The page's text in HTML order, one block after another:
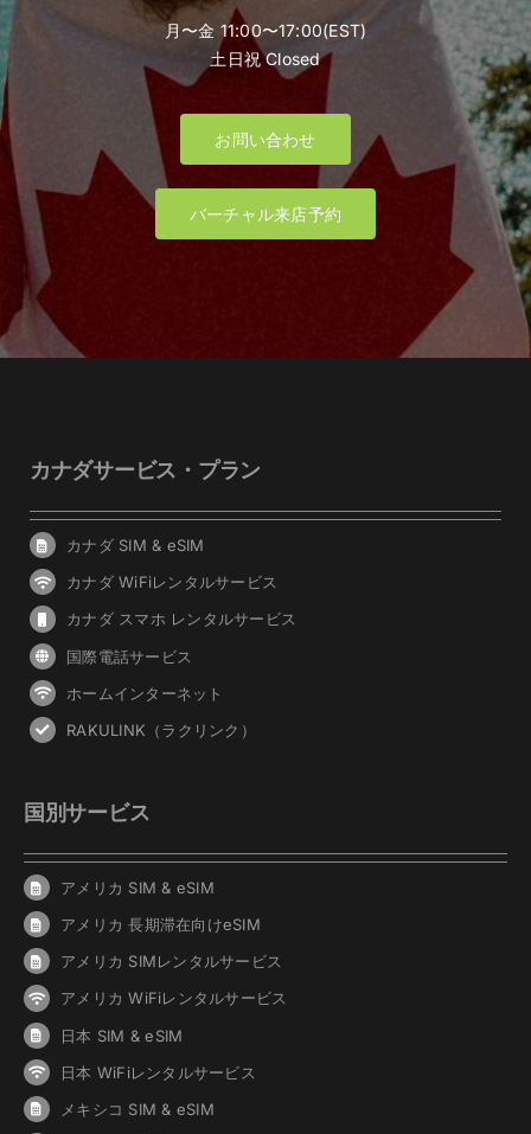
月〜金 11:00〜17:00(EST)
土日祝 Closed
お問い合わせ
バーチャル来店予約
カナダサービス・プラン
カナダ SIM & eSIM
カナダ WiFiレンタルサービス
カナダ スマホ レンタルサービス
国際電話サービス
ホームインターネット
RAKULINK（ラクリンク）
国別サービス
アメリカ SIM & eSIM
アメリカ 長期滞在向けeSIM
アメリカ SIMレンタルサービス
アメリカ WiFiレンタルサービス
日本 SIM & eSIM
日本 WiFiレンタルサービス
メキシコ SIM & eSIM